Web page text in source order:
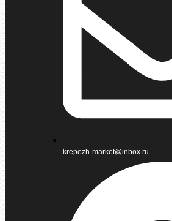
krepezh-market@inbox.ru